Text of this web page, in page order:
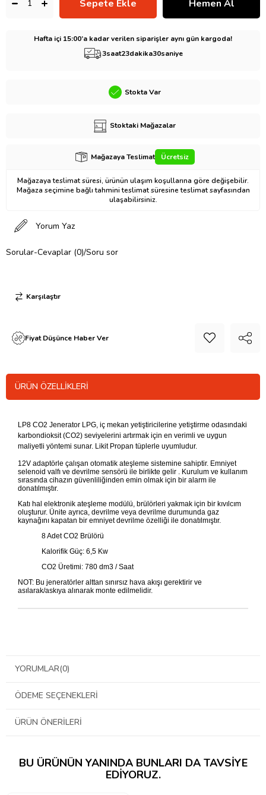
Hafta içi 15:00’a kadar verilen siparişler aynı gün kargoda!
3saat23dakika29saniye
Stokta Var
Stoktaki Mağazalar
Mağazaya Teslimat Ücretsiz
Mağazaya teslimat süresi, ürünün ulaşım koşullarına göre değişebilir.
Mağaza seçimine bağlı tahmini teslimat süresine teslimat sayfasından
ulaşabilirsiniz.
Yorum Yaz
Sorular-Cevaplar (0)/Soru sor
Karşılaştır
Fiyat Düşünce Haber Ver
ÜRÜN ÖZELLIKLERI
LP8 CO2 Jenerator LPG, iç mekan yetiştiricilerine yetiştirme odasındaki
karbondioksit (CO2) seviyelerini artırmak için en verimli ve uygun
maliyetli yöntemi sunar. Likit Propan tüplerle uyumludur.
12V adaptörle çalışan otomatik ateşleme sistemine sahiptir. Emniyet
selenoid valfı ve devrilme sensörü ile birlikte gelir . Kurulum ve kullanım
sırasında cihazın güvenliliğinden emin olmak için bir alarm ile
donatılmıştır.
Katı hal elektronik ateşleme modülü, brülörleri yakmak için bir kıvılcım
oluşturur. Ünite ayrıca, devrilme veya devrilme durumunda gaz
kaynağını kapatan bir emniyet devrilme özelliği ile donatılmıştır.
8 Adet CO2 Brülörü
Kalorifik Güç: 6,5 Kw
CO2 Üretimi: 780 dm3 / Saat
NOT: Bu jeneratörler alttan sınırsız hava akışı gerektirir ve
asılarak/askıya alınarak monte edilmelidir.
YORUMLAR(0)
ÖDEME SEÇENEKLERI
ÜRÜN ÖNERILERI
BU ÜRÜNÜN YANINDA BUNLARI DA TAVSIYE
EDIYORUZ.